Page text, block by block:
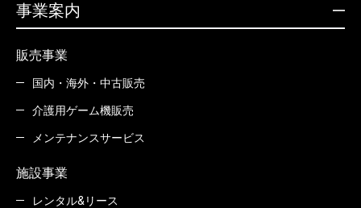
事業案内
販売事業
国内・海外・中古販売
介護用ゲーム機販売
メンテナンスサービス
施設事業
レンタル&リース